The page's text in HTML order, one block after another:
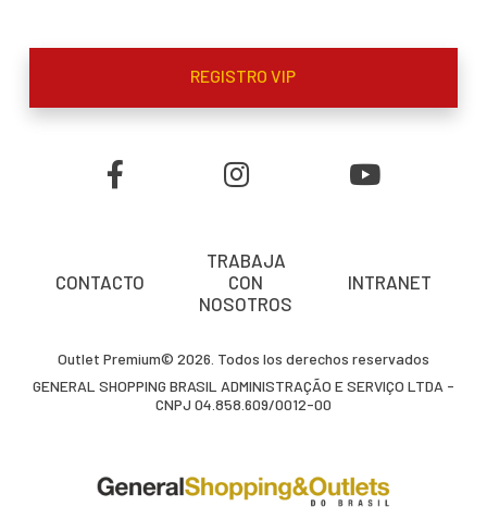
REGISTRO VIP
CONTACTO
TRABAJA
CON
NOSOTROS
INTRANET
Outlet Premium© 2026. Todos los derechos reservados
GENERAL SHOPPING BRASIL ADMINISTRAÇÃO E SERVIÇO LTDA -
CNPJ 04.858.609/0012-00